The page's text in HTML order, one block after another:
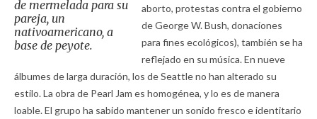
de mermelada para su
pareja, un
nativoamericano, a
base de peyote.
aborto, protestas contra el gobierno
de George W. Bush, donaciones
para fines ecológicos), también se ha
reflejado en su música. En nueve
álbumes de larga duración, los de Seattle no han alterado su
estilo. La obra de Pearl Jam es homogénea, y lo es de manera
loable. El grupo ha sabido mantener un sonido fresco e identitario